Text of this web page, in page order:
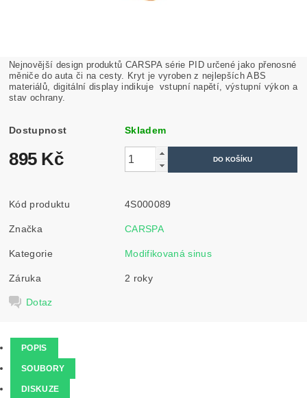
Nejnovější design produktů CARSPA série PID určené jako přenosné
měniče do auta či na cesty. Kryt je vyroben z nejlepších ABS
materiálů, digitální display indikuje vstupní napětí, výstupní výkon a
stav ochrany.
Dostupnost Skladem
895 Kč
Kód produktu 4S000089
Značka CARSPA
Kategorie Modifikovaná sinus
Záruka 2 roky
Dotaz
POPIS
SOUBORY
DISKUZE